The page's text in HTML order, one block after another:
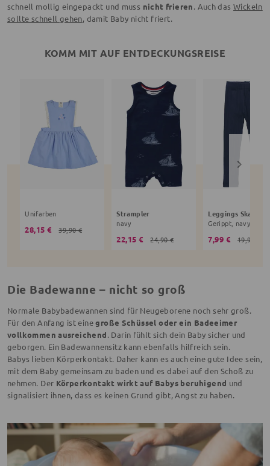
schnell mollig eingepackt und muss nicht frieren. Auch dasWickeln
sollte schnell gehen, damit Baby nicht friert.
KOMM MIT AUF ENTDECKUNGSREISE
Unifarben
28,15 € 39,90 €
Strampler
navy
22,15 € 24,90 €
Leggings Skater
Gerippt, navy
7,99 € 19,99 €
Die Badewanne – nicht so groß
Normale Babybadewannen sind für Neugeborene noch sehr groß.
Für den Anfang ist einegroße Schüssel oder ein Badeeimer
vollkommen ausreichend. Darin fühlt sich dein Baby sicher und
geborgen. Ein Badewannensitz kann ebenfalls hilfreich sein.
Babys lieben Körperkontakt. Daher kann es auch eine gute Idee sein,
mit dem Baby gemeinsam zu baden und es dabei auf den Schoß zu
nehmen. Der Körperkontakt wirkt auf Babys beruhigend und
signalisiert ihnen, dass es keinen Grund gibt, Angst zu haben.